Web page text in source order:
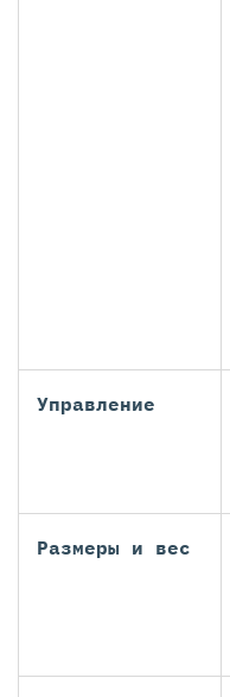
Управление
Размеры и вес